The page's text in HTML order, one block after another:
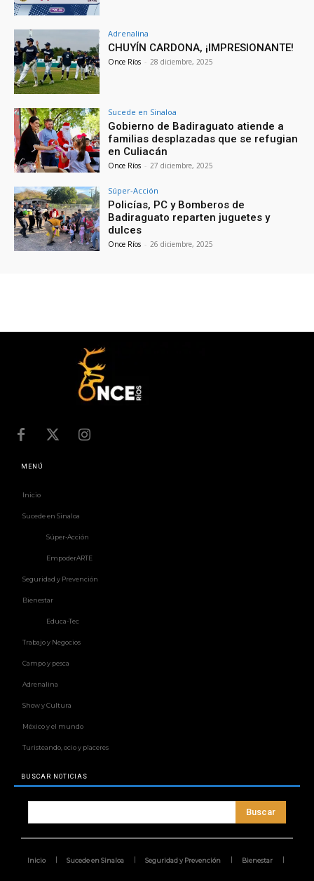
Adrenalina
CHUYÍN CARDONA, ¡IMPRESIONANTE!
Once Ríos - 28 diciembre, 2025
Sucede en Sinaloa
Gobierno de Badiraguato atiende a
familias desplazadas que se refugian
en Culiacán
Once Ríos - 27 diciembre, 2025
Súper-Acción
Policías, PC y Bomberos de
Badiraguato reparten juguetes y
dulces
Once Ríos - 26 diciembre, 2025
MENÚ
Inicio
Sucede en Sinaloa
Súper-Acción
EmpoderARTE
Seguridad y Prevención
Bienestar
Educa-Tec
Trabajo y Negocios
Campo y pesca
Adrenalina
Show y Cultura
México y el mundo
Turisteando, ocio y placeres
BUSCAR NOTICIAS
Buscar
Inicio Sucede en Sinaloa Seguridad y Prevención Bienestar